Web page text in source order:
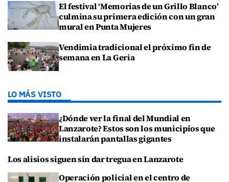
El festival ‘Memorias de un Grillo Blanco’
culmina su primera edición con un gran
mural en Punta Mujeres
Vendimia tradicional el próximo fin de
semana en La Geria
LO MÁS VISTO
¿Dónde ver la final del Mundial en
Lanzarote? Estos son los municipios que
instalarán pantallas gigantes
Los alisios siguen sin dar tregua en Lanzarote
Operación policial en el centro de